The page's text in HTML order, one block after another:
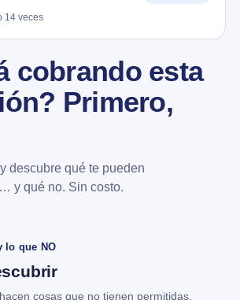
14 veces
cobrando esta
Primero,
descubre qué te pueden
y qué no. Sin costo.
lo que NO
cosas que no tienen permitidas.